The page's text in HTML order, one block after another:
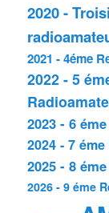
2020 -
2021 - 4éme
2022 - 5
2023 - 6
2024 - 7
2025 - 8
2026 - 9 éme